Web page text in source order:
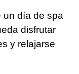
un día de spa
disfrutar
y relajarse